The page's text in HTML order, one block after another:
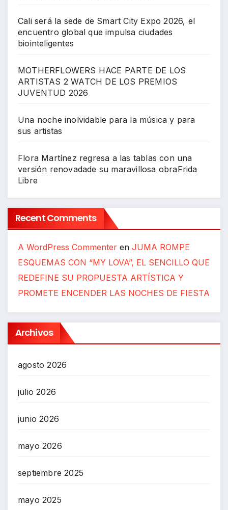
Cali será la sede de Smart City Expo 2026, el
encuentro global que impulsa ciudades
biointeligentes
MOTHERFLOWERS HACE PARTE DE LOS
ARTISTAS 2 WATCH DE LOS PREMIOS
JUVENTUD 2026
Una noche inolvidable para la música y para
sus artistas
Flora Martínez regresa a las tablas con una
versión renovadade su maravillosa obraFrida
Libre
Recent Comments
A WordPress Commenter en JUMA ROMPE
ESQUEMAS CON “MY LOVA”, EL SENCILLO QUE
REDEFINE SU PROPUESTA ARTÍSTICA Y
PROMETE ENCENDER LAS NOCHES DE FIESTA
Archivos
agosto 2026
julio 2026
junio 2026
mayo 2026
septiembre 2025
mayo 2025